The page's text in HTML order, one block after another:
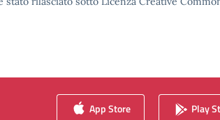
App Store Play